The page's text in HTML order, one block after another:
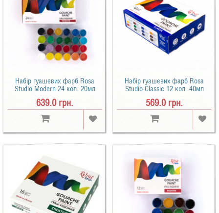
Набір гуашевих фарб Rosa
Studio Modern 24 кол. 20мл
639.0 грн.
Набір гуашевих фарб Rosa
Studio Classic 12 кол. 40мл
569.0 грн.